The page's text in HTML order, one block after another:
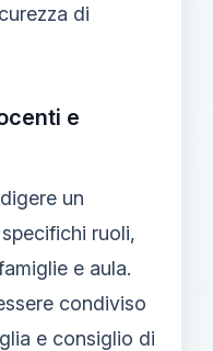
di
e
un
ruoli,
e aula.
condiviso
e consiglio di